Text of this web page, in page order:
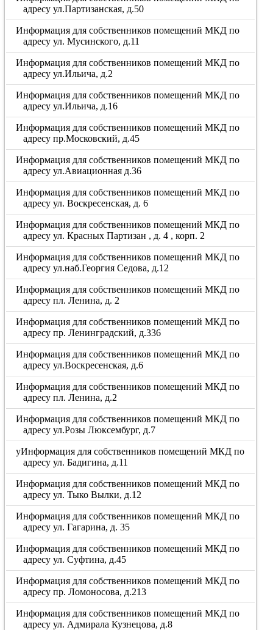
адресу ул.Партизанская, д.50
Информация для собственников помещений МКД по
адресу ул. Мусинского, д.11
Информация для собственников помещений МКД по
адресу ул.Ильича, д.2
Информация для собственников помещений МКД по
адресу ул.Ильича, д.16
Информация для собственников помещений МКД по
адресу пр.Московский, д.45
Информация для собственников помещений МКД по
адресу ул.Авиационная д.36
Информация для собственников помещений МКД по
адресу ул. Воскресенская, д. 6
Информация для собственников помещений МКД по
адресу ул. Красных Партизан , д. 4 , корп. 2
Информация для собственников помещений МКД по
адресу ул.наб.Георгия Седова, д.12
Информация для собственников помещений МКД по
адресу пл. Ленина, д. 2
Информация для собственников помещений МКД по
адресу пр. Ленинградский, д.336
Информация для собственников помещений МКД по
адресу ул.Воскресенская, д.6
Информация для собственников помещений МКД по
адресу пл. Ленина, д.2
Информация для собственников помещений МКД по
адресу ул.Розы Люксембург, д.7
уИнформация для собственников помещений МКД по
адресу ул. Бадигина, д.11
Информация для собственников помещений МКД по
адресу ул. Тыко Вылки, д.12
Информация для собственников помещений МКД по
адресу ул. Гагарина, д. 35
Информация для собственников помещений МКД по
адресу ул. Суфтина, д.45
Информация для собственников помещений МКД по
адресу пр. Ломоносова, д.213
Информация для собственников помещений МКД по
адресу ул. Адмирала Кузнецова, д.8